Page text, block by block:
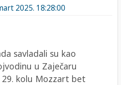
2025. 18:28:00
savladali su kao
u Zaječaru
kolu Mozzart bet